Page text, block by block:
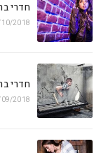
חדרי
2018
חדרי
2018